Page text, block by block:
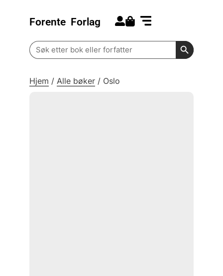
Forente Forlag
Search
for:
Search
Hjem / Alle bøker / Oslo